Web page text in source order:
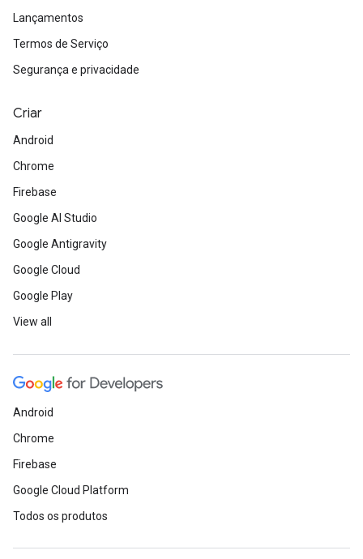
Lançamentos
Termos de Serviço
Segurança e privacidade
Criar
Android
Chrome
Firebase
Google AI Studio
Google Antigravity
Google Cloud
Google Play
View all
Android
Chrome
Firebase
Google Cloud Platform
Todos os produtos